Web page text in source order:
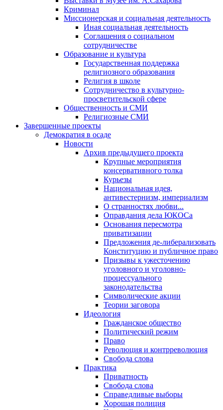
Криминал
Миссионерская и социальная деятельность
Иная социальная деятельность
Соглашения о социальном
сотрудничестве
Образование и культура
Государственная поддержка
религиозного образования
Религия в школе
Сотрудничество в культурно-
просветительской сфере
Общественность и СМИ
Религиозные СМИ
Завершенные проекты
Демократия в осаде
Новости
Архив предыдущего проекта
Крупные мероприятия
консервативного толка
Курьезы
Национальная идея,
антивестернизм, империализм
О странностях любви...
Оправдания дела ЮКОСа
Основания пересмотра
приватизации
Предложения де-либерализовать
Конституцию и публичное право
Призывы к ужесточению
уголовного и уголовно-
процессуального
законодательства
Символические акции
Теории заговора
Идеология
Гражданское общество
Политический режим
Право
Революция и контрреволюция
Свобода слова
Практика
Приватность
Свобода слова
Справедливые выборы
Хорошая полиция